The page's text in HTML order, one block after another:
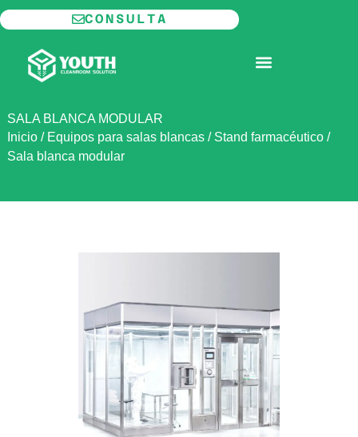
Ir
al
contenido
CONSULTA
SALA BLANCA MODULAR
Inicio/ Equipos para salas blancas/ Stand farmacéutico/
Sala blanca modular